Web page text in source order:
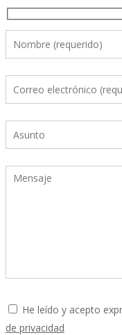
He leído y acepto
de privacidad